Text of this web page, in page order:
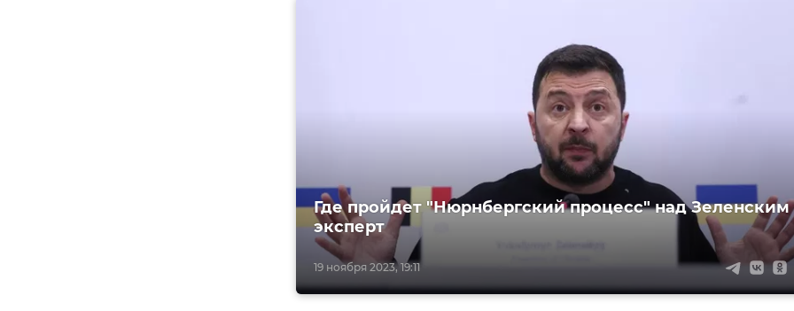
19 ноября 2023, 19:11
Где пройдет "Нюрнбергский процесс" над Зеленским
эксперт